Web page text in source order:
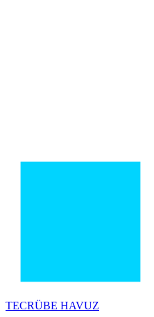
TECRÜBE HAVUZ